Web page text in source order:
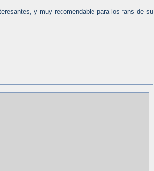
y muy recomendable para los fans de su